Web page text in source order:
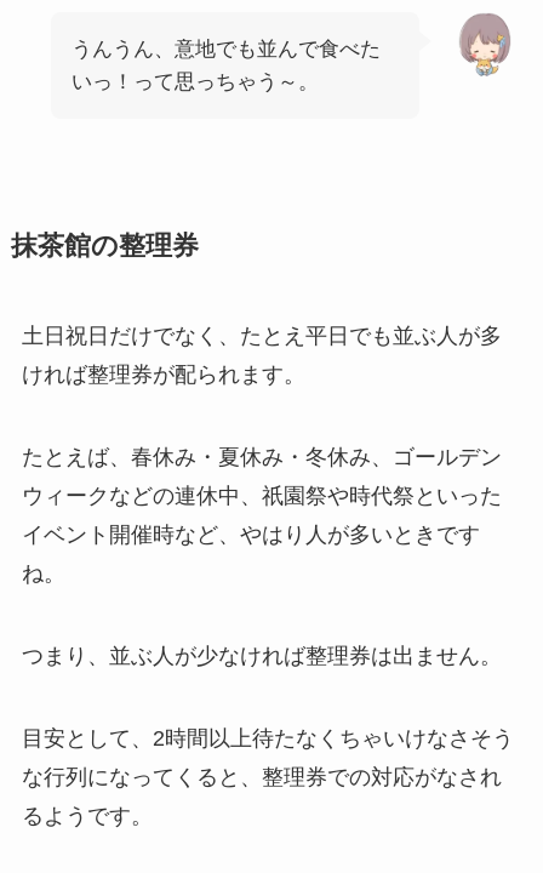
うんうん、意地でも並んで食べた
いっ！って思っちゃう～。
抹茶館の整理券
土日祝日だけでなく、たとえ 平日でも並ぶ人が多
ければ整理券が配られます。
たとえば、春休み・夏休み・冬休み、ゴールデン
ウィークなどの連休中、祇園祭や時代祭といった
イベント開催時など、やはり人が多いときです
ね。
つまり、並ぶ人が少なければ整理券は出ません。
目安として、2時間以上待たなくちゃいけなさそう
な行列になってくると、整理券での対応がなされ
るようです。